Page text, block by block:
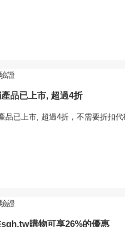
證
品已上市, 超過4折
品已上市, 超過4折，不需要折扣
證
購物可享26%的優惠